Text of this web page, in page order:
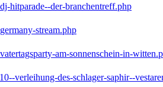
hitparade--der-branchentreff.php
stream.php
am-sonnenschein-in-
verleihung-des-schlager-saphir--